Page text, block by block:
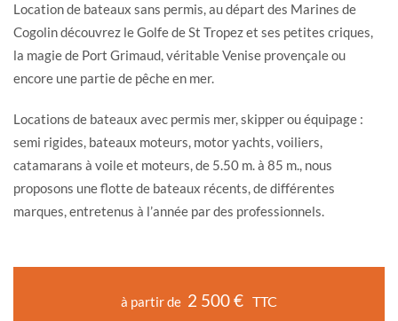
Location de bateaux sans permis, au départ des Marines de
Cogolin découvrez le Golfe de St Tropez et ses petites criques,
la magie de Port Grimaud, véritable Venise provençale ou
encore une partie de pêche en mer.
Locations de bateaux avec permis mer, skipper ou équipage :
semi rigides, bateaux moteurs, motor yachts, voiliers,
catamarans à voile et moteurs, de 5.50 m. à 85 m., nous
proposons une flotte de bateaux récents, de différentes
marques, entretenus à l’année par des professionnels.
à partir de 2 500 € TTC